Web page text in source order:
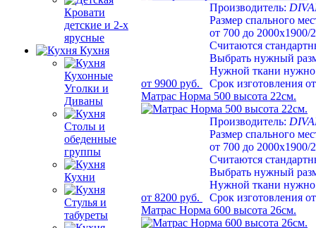
Кровати
детские и 2-х
ярусные
Кухня
Кухонные
Уголки и
Диваны
Столы и
обеденные
группы
Кухни
Стулья и
табуреты
от 9900 руб.
Производитель:
Размер спального
от 700 до 2000х1900/
Считаются
Выбрать нужный
Нужной ткани нужно
Срок изготовления
Матрас Норма 500 высота 22см.
от 8200 руб.
Производитель:
Размер спального
от 700 до 2000х1900/
Считаются
Выбрать нужный
Нужной ткани нужно
Срок изготовления
Матрас Норма 600 высота 26см.